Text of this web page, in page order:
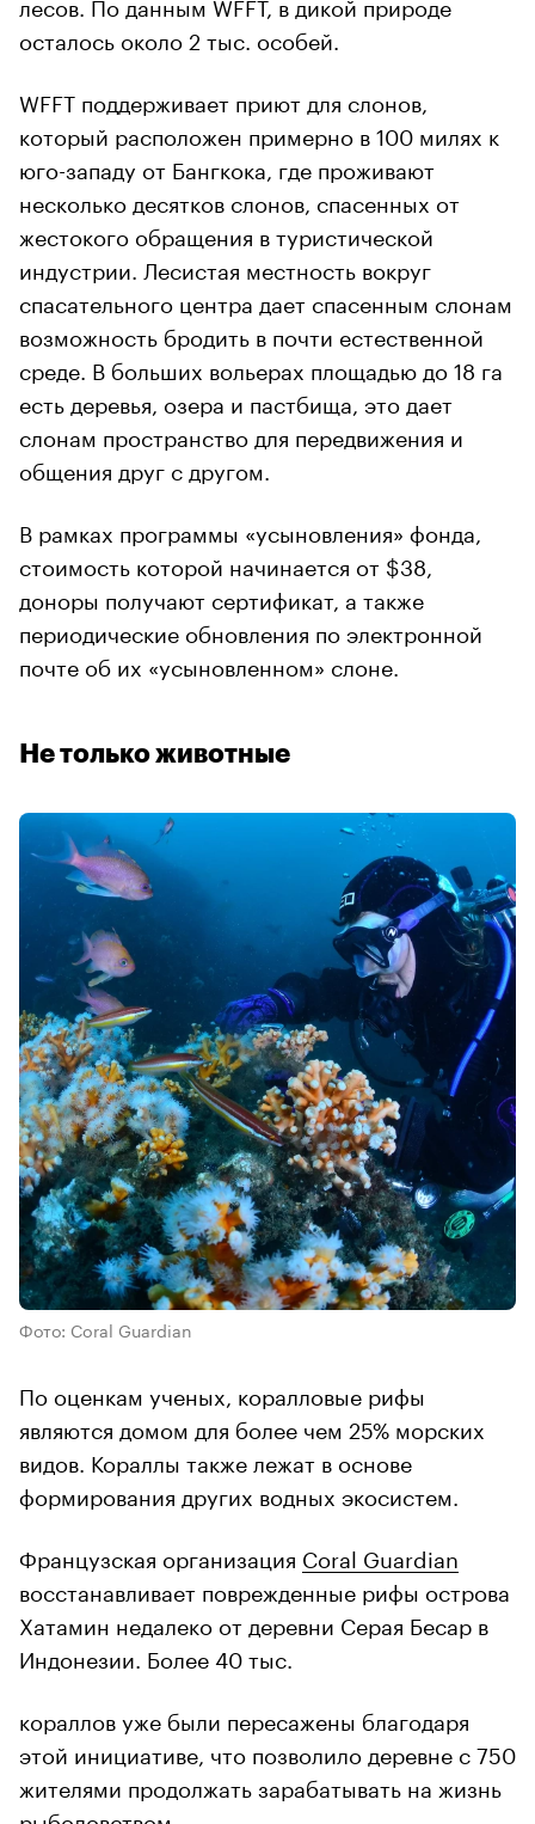
осталось около 2 тыс. особей.
WFFT поддерживает приют для слонов,
который расположен примерно в 100 милях к
юго-западу от Бангкока, где проживают
несколько десятков слонов, спасенных от
жестокого обращения в туристической
индустрии. Лесистая местность вокруг
спасательного центра дает спасенным слонам
возможность бродить в почти естественной
среде. В больших вольерах площадью до 18 га
есть деревья, озера и пастбища, это дает
слонам пространство для передвижения и
общения друг с другом.
В рамках программы «усыновления» фонда,
стоимость которой начинается от $38,
доноры получают сертификат, а также
периодические обновления по электронной
почте об их «усыновленном» слоне.
Не только животные
Фото: Coral Guardian
По оценкам ученых, коралловые рифы
являются домом для более чем 25% морских
видов. Кораллы также лежат в основе
формирования других водных экосистем.
Французская организация Coral Guardian
восстанавливает поврежденные рифы острова
Хатамин недалеко от деревни Серая Бесар в
Индонезии. Более 40 тыс.
кораллов уже были пересажены благодаря
этой инициативе, что позволило деревне с 750
жителями продолжать зарабатывать на жизнь